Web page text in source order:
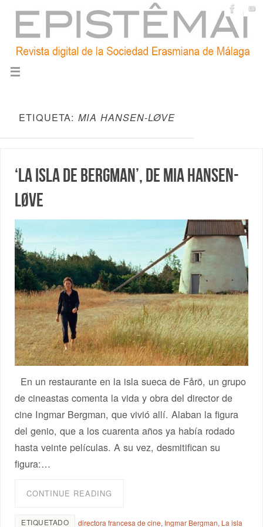
ETIQUETA: MIA HANSEN-LØVE
‘La isla de Bergman’, de Mia Hansen-
Løve
En un restaurante en la isla sueca de Fårö, un grupo
de cineastas comenta la vida y obra del director de
cine Ingmar Bergman, que vivió allí. Alaban la figura
del genio, que a los cuarenta años ya había rodado
hasta veinte películas. A su vez, desmitifican su
figura:…
CONTINUE READING
ETIQUETADO directora francesa de cine, Ingmar Bergman, La isla